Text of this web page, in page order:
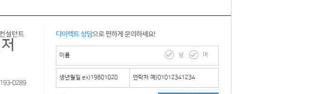
컨설턴트
0289
다이렉트 상담으로 편하게 문의하세요!
남 여